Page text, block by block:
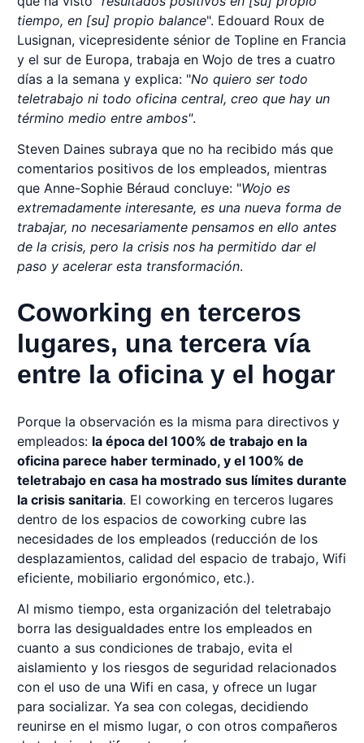
tiempo, en [su] propio balance". Edouard Roux de
Lusignan, vicepresidente sénior de Topline en Francia
y el sur de Europa, trabaja en Wojo de tres a cuatro
días a la semana y explica: "No quiero ser todo
teletrabajo ni todo oficina central, creo que hay un
término medio entre ambos".
Steven Daines subraya que no ha recibido más que
comentarios positivos de los empleados, mientras
que Anne-Sophie Béraud concluye: "Wojo es
extremadamente interesante, es una nueva forma de
trabajar, no necesariamente pensamos en ello antes
de la crisis, pero la crisis nos ha permitido dar el
paso y acelerar esta transformación.
Coworking en terceros
lugares, una tercera vía
entre la oficina y el hogar
Porque la observación es la misma para directivos y
empleados: la época del 100% de trabajo en la
oficina parece haber terminado, y el 100% de
teletrabajo en casa ha mostrado sus límites durante
la crisis sanitaria. El coworking en terceros lugares
dentro de los espacios de coworking cubre las
necesidades de los empleados (reducción de los
desplazamientos, calidad del espacio de trabajo, Wifi
eficiente, mobiliario ergonómico, etc.).
Al mismo tiempo, esta organización del teletrabajo
borra las desigualdades entre los empleados en
cuanto a sus condiciones de trabajo, evita el
aislamiento y los riesgos de seguridad relacionados
con el uso de una Wifi en casa, y ofrece un lugar
para socializar. Ya sea con colegas, decidiendo
reunirse en el mismo lugar, o con otros compañeros